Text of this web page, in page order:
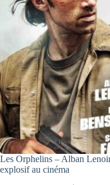
Les Orphelins – Alban
explosif au cinéma